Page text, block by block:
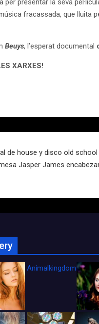
per presentar la seva
fracassada, que lluita
Beuys, l’esperat documental
XARXES!
de house y disco old school
Jasper James